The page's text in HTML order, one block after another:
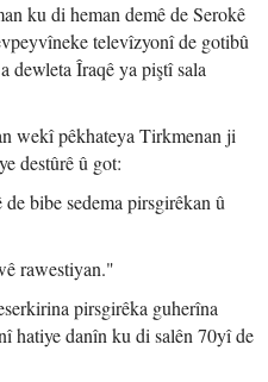
ku di heman demê de Serokê
televîzyonî de gotibû
dewleta Îraqê ya piştî sala
wekî pêkhateya Tirkmenan ji
destûrê û got:
bibe sedema pirsgirêkan û
rawestiyan."
pirsgirêka guherîna
hatiye danîn ku di salên 70yî de